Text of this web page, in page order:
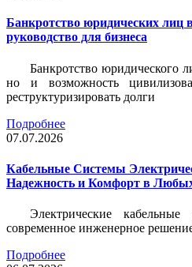
Банкротство юридических лиц
руководство для бизнеса
Банкротство юридического
но и возможность
реструктуризировать долги
Подробнее
07.07.2026
Кабельные Системы
Надежность и Комфорт в
Электрические
современное инженерное
Подробнее